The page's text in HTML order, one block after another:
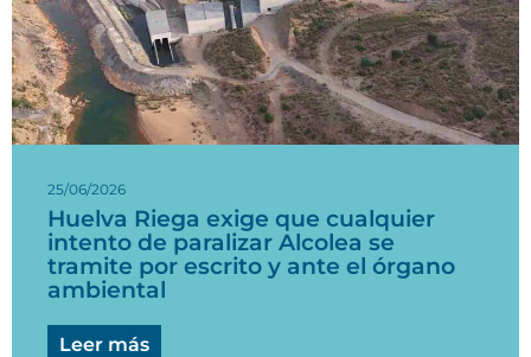
25/06/2026
Huelva Riega exige que cualquier
intento de paralizar Alcolea se
tramite por escrito y ante el órgano
ambiental
Leer más